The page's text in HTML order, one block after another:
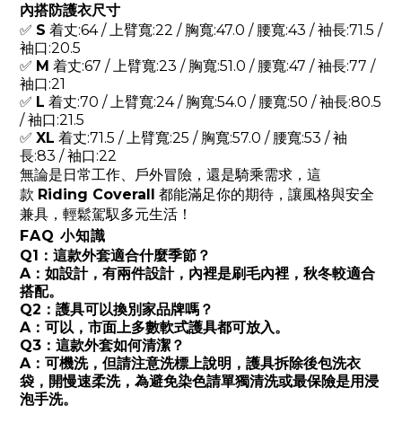
內搭防護衣尺寸
✅ S 着丈:64 / 上臂寬:22 / 胸寬:47.0 / 腰寬:43 / 袖長:71.5 /
袖口:20.5
✅ M 着丈:67 / 上臂寬:23 / 胸寬:51.0 / 腰寬:47 / 袖長:77 /
袖口:21
✅ L 着丈:70 / 上臂寬:24 / 胸寬:54.0 / 腰寬:50 / 袖長:80.5
/ 袖口:21.5
✅ XL 着丈:71.5 / 上臂寬:25 / 胸寬:57.0 / 腰寬:53 / 袖
長:83 / 袖口:22
無論是日常工作、戶外冒險，還是騎乘需求，這
款 Riding Coverall
都能滿足你的期待，讓風格與安全
兼具，輕鬆駕馭多元生活！
FAQ 小知識
Q1：這款外套適合什麼季節？
A：如設計，有兩件設計，內裡是刷毛內裡，秋冬較適合
搭配。
Q2：護具可以換別家品牌嗎？
A：可以，市面上多數軟式護具都可放入。
Q3：這款外套如何清潔？
A：可機洗，但請注意洗標上說明，護具拆除後包洗衣
袋，開慢速柔洗，為避免染色請單獨清洗或最保險是用浸
泡手洗。